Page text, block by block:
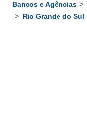
Bancos e Agências
Rio Grande do Sul